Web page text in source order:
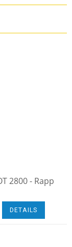
2800 - Rapp
DETAILS